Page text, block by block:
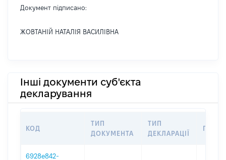
Документ підписано:
ЖОВТАНІЙ НАТАЛІЯ ВАСИЛІВНА
Інші документи суб'єкта
декларування
КОД
ТИП
ДОКУМЕНТА
ТИП
ДЕКЛАРАЦІЇ
6928e842-